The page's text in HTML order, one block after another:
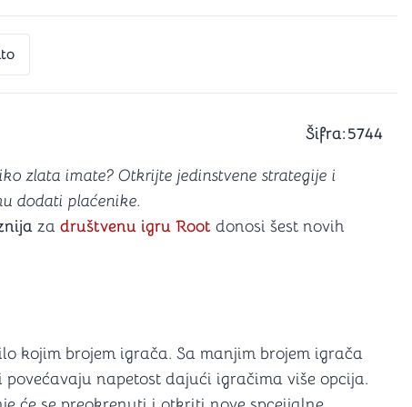
igranje
(za Jamb)
Šifra:5744
zlata imate? Otkrijte jedinstvene strategije i
dodati plaćenike.
za društvenu igru Root donosi šest novih
kojim brojem igrača. Sa manjim brojem igrača
napetost dajući igračima više opcija.